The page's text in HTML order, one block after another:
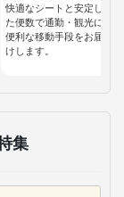
快適なシートと安定し
た便数で通勤・観光に
便利な移動手段をお届
けします。
集